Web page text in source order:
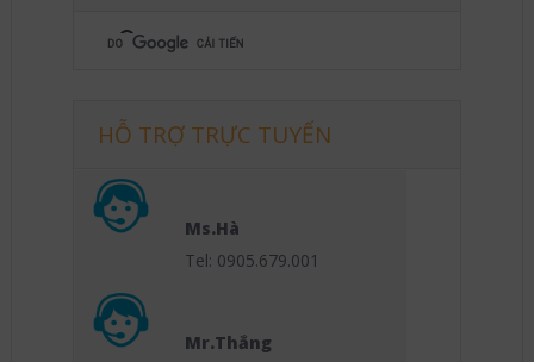
HỖ TRỢ TRỰC TUYẾN
Ms.Hà
Tel: 0905.679.001
Mr.Thắng